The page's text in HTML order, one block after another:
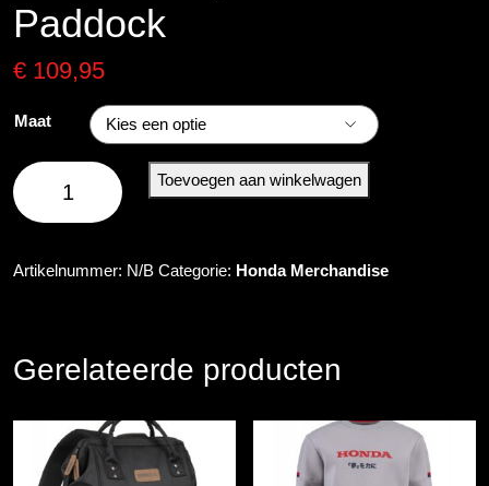
Paddock
€ 109,95
Maat
Honda
Bodywarmer
aantal
Toevoegen aan winkelwagen
Artikelnummer: N/B Categorie: Honda Merchandise
Gerelateerde producten